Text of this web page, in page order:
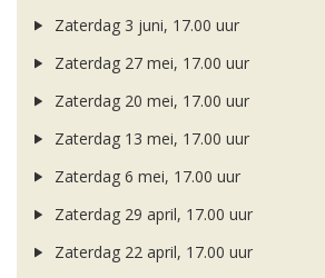
Zaterdag 3 juni, 17.00 uur
Zaterdag 27 mei, 17.00 uur
Zaterdag 20 mei, 17.00 uur
Zaterdag 13 mei, 17.00 uur
Zaterdag 6 mei, 17.00 uur
Zaterdag 29 april, 17.00 uur
Zaterdag 22 april, 17.00 uur